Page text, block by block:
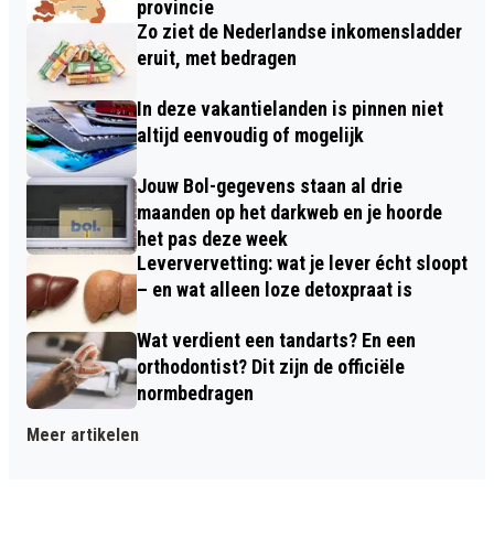
provincie
Zo ziet de Nederlandse inkomensladder
eruit, met bedragen
In deze vakantielanden is pinnen niet
altijd eenvoudig of mogelijk
Jouw Bol-gegevens staan al drie
maanden op het darkweb en je hoorde
het pas deze week
Leververvetting: wat je lever écht sloopt
– en wat alleen loze detoxpraat is
Wat verdient een tandarts? En een
orthodontist? Dit zijn de officiële
normbedragen
Meer artikelen